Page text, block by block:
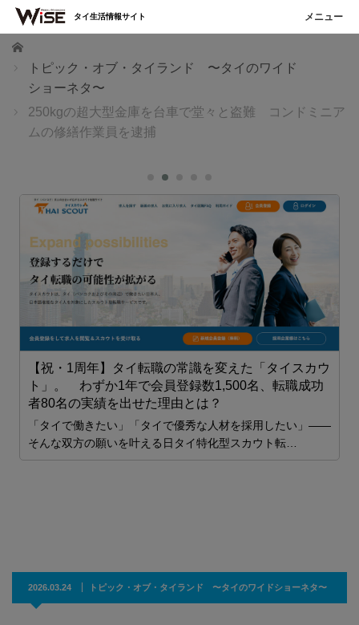
ホーム
トピック・オブ・タイランド 〜タイのワイド
ショーネタ〜
250kgの超大型金庫を台車で堂々と盗難 コンドミニア
ムの修繕作業員を逮捕
【祝・1周年】タイ転職の常識を変えた「タイスカウ
ト」。 わずか1年で会員登録数1,500名、転職成功
者80名の実績を出せた理由とは？
「タイで働きたい」「タイで優秀な人材を採用したい」——
そんな双方の願いを叶える日タイ特化型スカウト転…
2026.03.24 トピック・オブ・タイランド 〜タイのワイドショーネタ〜
タイ生活情報サイト